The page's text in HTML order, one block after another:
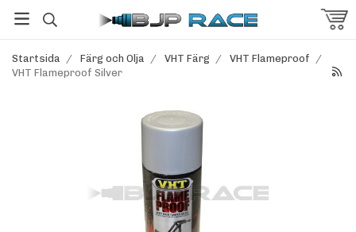
Startsida / Färg och Olja / VHT Färg / VHT Flameproof /
VHT Flameproof Silver